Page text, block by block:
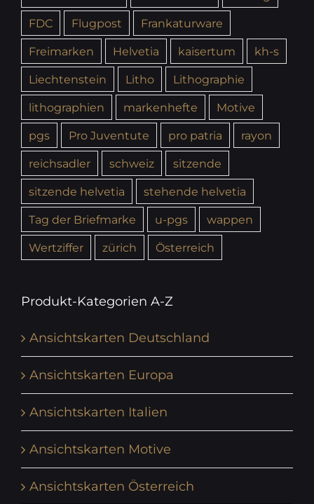
FDC
Flugpost
Frankaturware
Freimarken
Helvetia kaisertum
kh-s
Liechtenstein
Litho
Lithographie
lithographien
markenhefte
Motive
pgs
Pro Juventute pro patria
rayon
reichsadler
schweiz
sitzende
sitzende helvetia
stehende helvetia
Tag der Briefmarke
u-pgs
wappen
Wertziffer
zürich Österreich
Produkt-Kategorien A-Z
Ansichtskarten Deutschland
Ansichtskarten Europa
Ansichtskarten Italien
Ansichtskarten Motive
Ansichtskarten Österreich